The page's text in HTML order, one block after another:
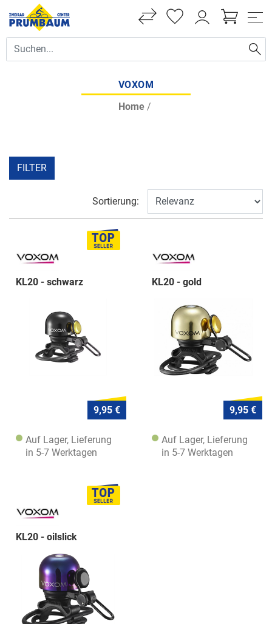
VOXOM
Home /
FILTER
Sortierung:
KL20 - schwarz
9,95 €
Auf Lager, Lieferung
in 5-7 Werktagen
KL20 - gold
9,95 €
Auf Lager, Lieferung
in 5-7 Werktagen
KL20 - oilslick